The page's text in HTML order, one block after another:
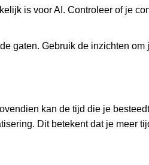
is voor AI. Controleer of je
gaten. Gebruik de inzichten
kan de tijd die je
Dit betekent dat je meer